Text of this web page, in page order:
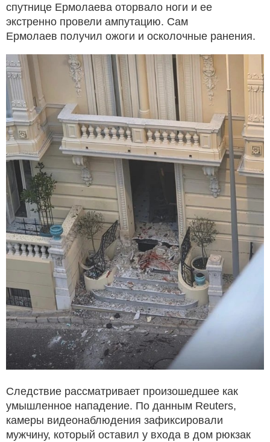
спутнице Ермолаева оторвало ноги и ее
экстренно провели ампутацию. Сам
Ермолаев получил ожоги и осколочные ранения.
Следствие рассматривает произошедшее как
умышленное нападение. По данным Reuters,
камеры видеонаблюдения зафиксировали
мужчину, который оставил у входа в дом рюкзак